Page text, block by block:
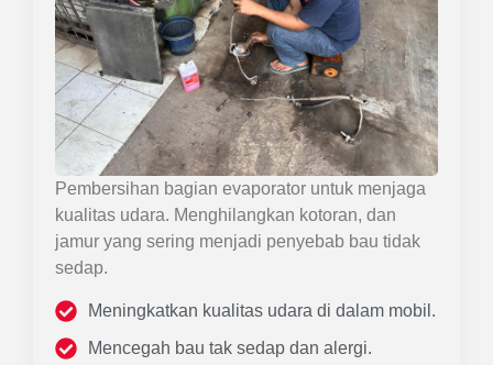
Pembersihan bagian evaporator untuk menjaga
kualitas udara. Menghilangkan kotoran, dan
jamur yang sering menjadi penyebab bau tidak
sedap.
Meningkatkan kualitas udara di dalam mobil.
Mencegah bau tak sedap dan alergi.